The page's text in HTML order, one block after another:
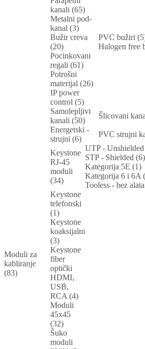
kanali (65)
Metalni pod-
kanal (3)
Bužir creva
(20)
PVC bužiri
Halogen free
Pocinkovani
regali (61)
Potrošni
materijal (26)
IP power
control (5)
Samolepljivi
kanali (50)
Šlicovani
Energetski -
strujni (6)
PVC strujni
Moduli za
kabliranje
(83)
Keystone
RJ-45
moduli
(34)
UTP -
STP - Shielded (6)
Kategorija 5E (1)
Kategorija 6 i 6A
Tooless - bez
Keystone
telefonski
(1)
Keystone
koaksijalni
(3)
Keystone
fiber
optički
HDMI,
USB,
RCA (4)
Moduli
45x45
(32)
Šuko
moduli